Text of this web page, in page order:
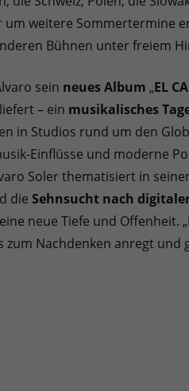
um weitere Sommertermine
Bühnen unter freiem
sein neues Album „EL
– ein musikalisches
in Studios rund um den
Einflüsse und moderne
Soler thematisiert in
die Sehnsucht nach
neue Tiefe und Offenheit.
zum Nachdenken anregt und